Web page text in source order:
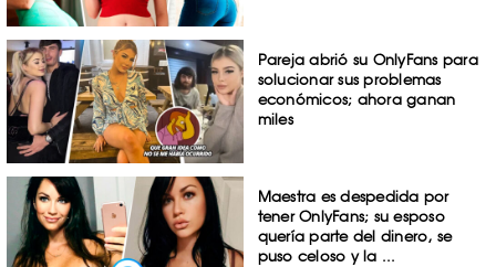
Pareja abrió su OnlyFans para
solucionar sus problemas
económicos; ahora ganan
miles
Maestra es despedida por
tener OnlyFans; su esposo
quería parte del dinero, se
puso celoso y la ...